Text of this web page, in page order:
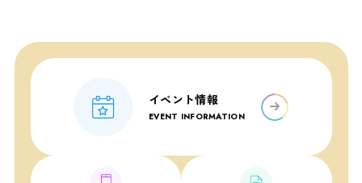
イベント情報
EVENT INFORMATION